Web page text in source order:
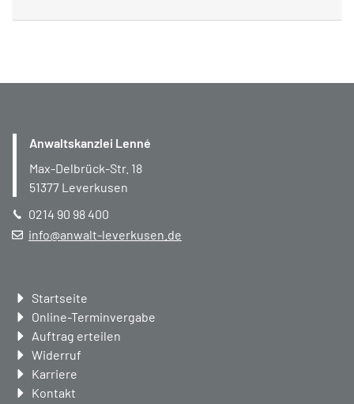
Anwaltskanzlei Lenné
Max-Delbrück-Str. 18
51377 Leverkusen
0214 90 98 400
info@anwalt-leverkusen.de
Navigation
überspringen
Startseite
Online-Terminvergabe
Auftrag erteilen
Widerruf
Karriere
Kontakt